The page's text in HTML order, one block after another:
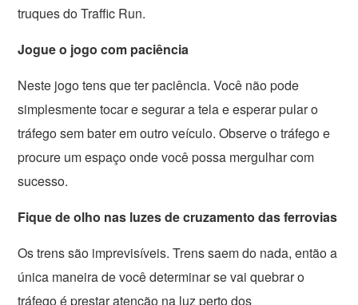
truques do Traffic Run.
Jogue o jogo com paciência
Neste jogo tens que ter paciência. Você não pode
simplesmente tocar e segurar a tela e esperar pular o
tráfego sem bater em outro veículo. Observe o tráfego e
procure um espaço onde você possa mergulhar com
sucesso.
Fique de olho nas luzes de cruzamento das ferrovias
Os trens são imprevisíveis. Trens saem do nada, então a
única maneira de você determinar se vai quebrar o
tráfego é prestar atenção na luz perto dos